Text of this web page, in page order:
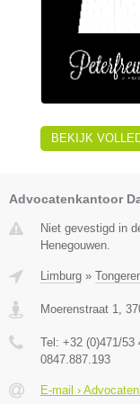
BEKIJK
Advocatenkantoor
Niet gevestigd in
Henegouwen.
Limburg »
Moerenstraat 1,
Tel: +32 (0)471/53
0847.887.193
E-mail ›